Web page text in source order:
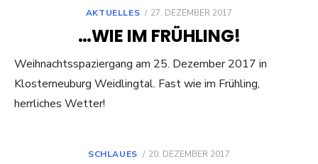
AKTUELLES
POSTED
27. DEZEMBER 2017
…WIE IM FRÜHLING!
Weihnachtsspaziergang am 25. Dezember 2017 in
Klosterneuburg Weidlingtal. Fast wie im Frühling,
herrliches Wetter!
SCHLAUES
POSTED
20. DEZEMBER 2017